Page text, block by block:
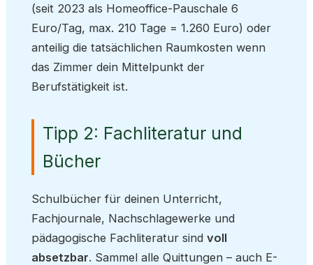
(seit 2023 als Homeoffice-Pauschale 6
Euro/Tag, max. 210 Tage = 1.260 Euro) oder
anteilig die tatsächlichen Raumkosten wenn
das Zimmer dein Mittelpunkt der
Berufstätigkeit ist.
Tipp 2: Fachliteratur und
Bücher
Schulbücher für deinen Unterricht,
Fachjournale, Nachschlagewerke und
pädagogische Fachliteratur sindvoll
absetzbar. Sammel alle Quittungen – auch E-